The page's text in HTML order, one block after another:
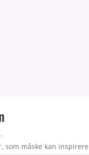
, som måske kan